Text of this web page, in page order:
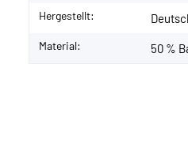
Hergestellt:
Material: 50 %